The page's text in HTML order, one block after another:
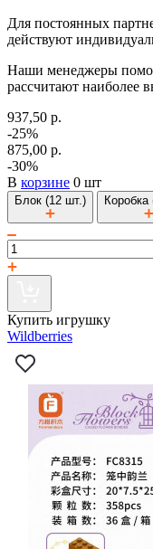
Для постоянных
действуют
Наши менеджеры
рассчитают наиболее
937,50 р.
-25%
875,00 р.
-30%
В корзине 0 шт
Блок (12 шт.) Коробка
Купить игрушку
Wildberries